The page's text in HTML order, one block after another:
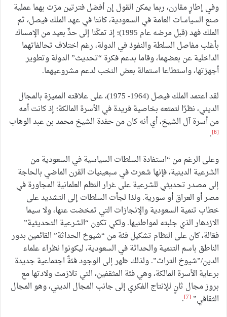
وفي إطارٍ مقارن، ربما يمكن القول إن أفضل فترتين مرّت بهما عملية
صنع السياسات العامة في السعودية، كانتا في عهد الملك فيصل، ثم
الملك فهد (قبل مرضه عام 1995)؛ إذ تمكّنا إلى حدٍّ بعيد من الإمساك
بأغلب مفاصل السلطة والنفوذ في الدولة، رغم اختلاف تحالفاتهما
الداخلية عن بعضهما، وقاما بدعم فكرة “تحديث” الدولة وتطوير
أجهزتها، واستطاعا استمالة بعض النخب لدعم مشروعيهما.
لقد اعتمد الملك فيصل (1964- 1975)، على علاقته المميزة بالمجال
الديني، نظرًا لتمتعه بخاصية فريدة في الأسرة المالكة؛ إذ كانت أمه
من أسرة آل الشيخ، أي أنه كان من حفدة الشيخ محمد بن عبد الوهاب
[6]
.
وعلى الرغم من “استفادة السلطات السياسية في السعودية من
الشرعية الدينية، فإنها شعرت في سبعينيات القرن الماضي بالحاجة
إلى مصدر تحديثي للشرعية على غرار النظم العلمانية المجاورة في
مصر أو العراق أو سورية. ولذا لجأت السلطات إلى التشديد على
خطاب تنمية السعودية والإنجازات التي تمخضت عنها، ولا سيما
الازدهار الذي جلبته لمواطنيها. ولكي تكون “الشرعية التحديثية”
فعّالة، كان على النظام تشكيل فئة من “شيوخ الحداثة” القائمين بدور
الناطق باسم التنمية والحداثة في السعودية، ليكونوا نظراء علماء
الدين/”شيوخ التراث”. ولذلك ظهر إلى الوجود فئةٌ اجتماعية جديدة
برعاية الأسرة المالكة، وهي فئة المثقفين، التي تلازمت ولادتها مع
بروز مجال ثانٍ للإنتاج الفكري إلى جانب المجال الديني، وهو المجال
الثقافي” [7]
.